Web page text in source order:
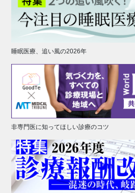
睡眠医療、追い風の2026年
非専門医に知ってほしい診療のコツ